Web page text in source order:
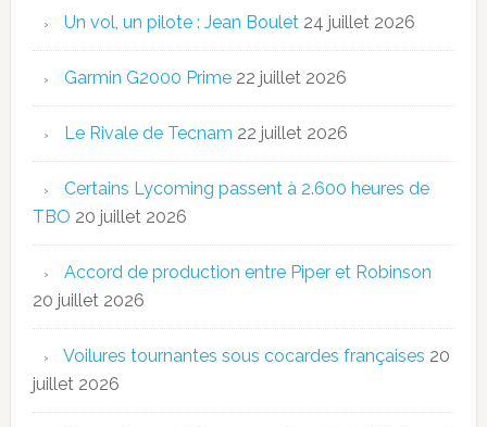
Un vol, un pilote : Jean Boulet 24 juillet 2026
Garmin G2000 Prime 22 juillet 2026
Le Rivale de Tecnam 22 juillet 2026
Certains Lycoming passent à 2.600 heures de
TBO 20 juillet 2026
Accord de production entre Piper et Robinson
20 juillet 2026
Voilures tournantes sous cocardes françaises 20
juillet 2026